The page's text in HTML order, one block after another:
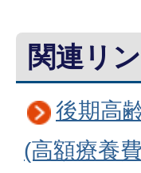
関連リ
後期高
(高額療養